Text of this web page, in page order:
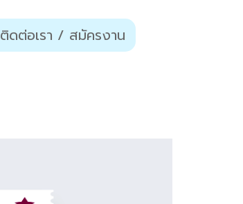
ติดต่อเรา / สมัครงาน